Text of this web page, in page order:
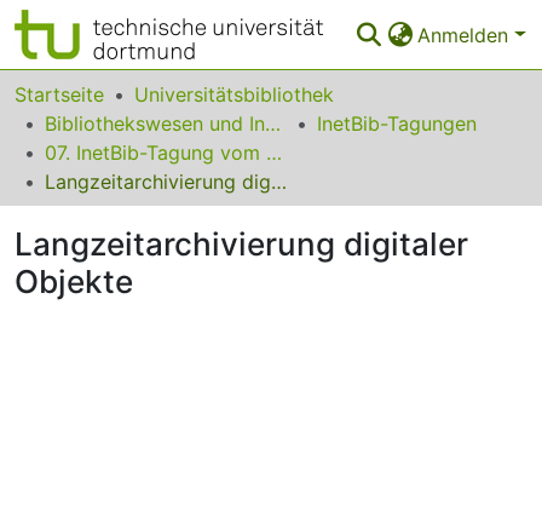
Anmelden
Bereiche & Sammlungen
Das gesamte Repositorium
Statistiken
FAQ
Leitlinien
Startseite
Universitätsbibliothek
Bibliothekswesen und Information
InetBib-Tagungen
07. InetBib-Tagung vom 12. bis 14. November 2003 in Frankfurt am Main
Langzeitarchivierung digitaler Objekte
Langzeitarchivierung digitaler
Objekte